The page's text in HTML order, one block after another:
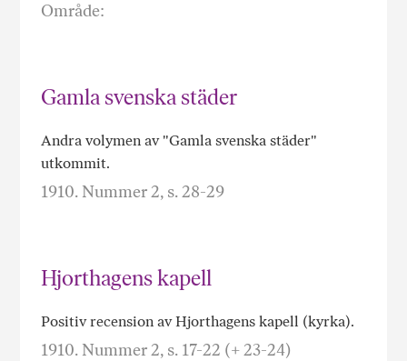
Område:
Gamla svenska städer
Andra volymen av "Gamla svenska städer"
utkommit.
1910. Nummer 2, s. 28-29
Hjorthagens kapell
Positiv recension av Hjorthagens kapell (kyrka).
1910. Nummer 2, s. 17-22 (+ 23-24)